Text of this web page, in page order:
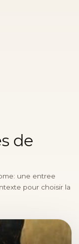
de
une entree
pour choisir la